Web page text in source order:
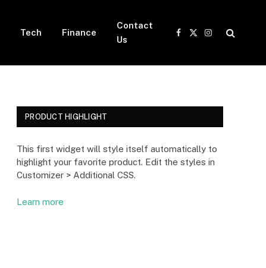
Tech Finance
Contact
Us
Facebook
X
Instagram
PRODUCT HIGHLIGHT
This first widget will style itself automatically to
highlight your favorite product. Edit the styles in
Customizer > Additional CSS.
Learn more